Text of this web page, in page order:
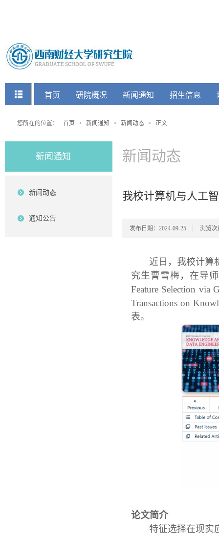
快捷菜单
首页 研院概况 新闻通知 招生信息
您所在的位置： 首页 > 新闻通知 > 新闻动态 > 正文
新闻通知
新闻动态
通知公告
新闻动态
我校计算机与人工
发布日期：2024-09-25 浏览次
近日，我校计算
究生曹雪梅， 在导
Feature Selection
Transactions on
表。
论文简介
特征选择在现实